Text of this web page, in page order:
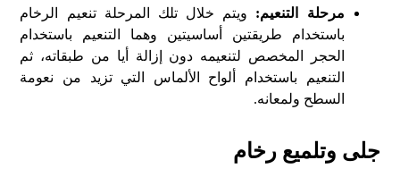
مرحلة التنعيم: ويتم خلال تلك المرحلة تنعيم الرخام
باستخدام طريقتين أساسيتين وهما التنعيم باستخدام
الحجر المخصص لتنعيمه دون إزالة أيا من طبقاته، ثم
التنعيم باستخدام ألواح الألماس التي تزيد من نعومة
السطح ولمعانه.
جلى وتلميع رخام